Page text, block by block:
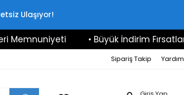
Ulaşıyor!
Memnuniyeti • Büyük İndirim Fırsatları
Sipariş Takip Yardım